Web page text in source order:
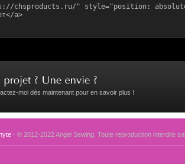
chsproducts.ru/" style="position:
a>
moi dès maintenant pour en savoir plus !
- © 2012-2022 Angel Sewing. Toute reproduction interdite